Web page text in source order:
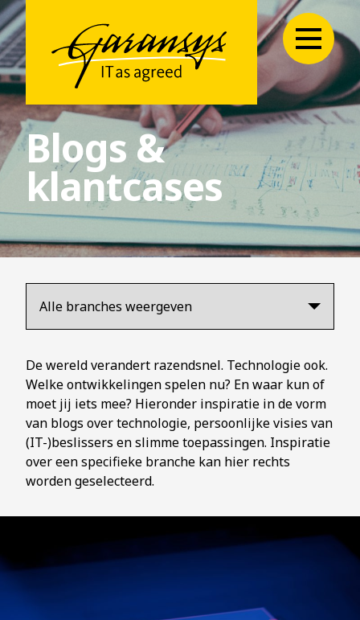
Blogs &
klantcases
De wereld verandert razendsnel. Technologie ook.
Welke ontwikkelingen spelen nu? En waar kun of
moet jij iets mee? Hieronder inspiratie in de vorm
van blogs over technologie, persoonlijke visies van
(IT-)beslissers en slimme toepassingen. Inspiratie
over een specifieke branche kan hier rechts
worden geselecteerd.